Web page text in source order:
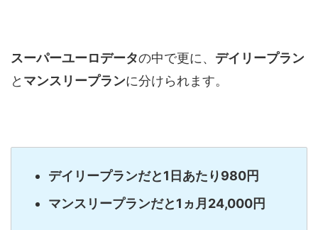
スーパーユーロデータの中で更に、 デイリープラン
と マンスリープランに分けられます。
デイリープランだと1日あたり980円
マンスリープランだと1ヵ月24,000円